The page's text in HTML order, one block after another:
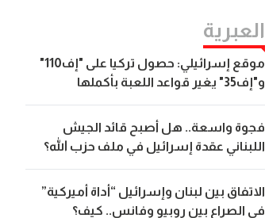
العبریة
موقع إسرائيلي: حصول تركيا على "إف110"
و"إف35" يغير قواعد اللعبة بأكملها
فجوة واسعة.. هل أصبح قائد الجيش
اللبناني عقدة إسرائيل في ملف حزب الله؟
الاتفاق بين لبنان وإسرائيل “أداة أميركية”
في الصراع بين روبيو وفانس.. كيف؟